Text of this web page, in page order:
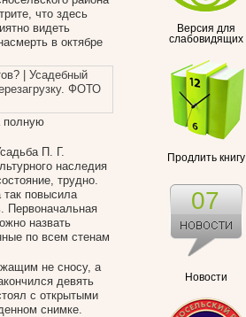
Версия для
слабовидящих
Продлить книгу
Новости
07
что здесь
видеть
в октябре
полную
П. Г.
наследия
трудно.
так повысила
Первоначальная
назвать
по всем стенам
не сносу, а
девять
с открытыми
снимке.